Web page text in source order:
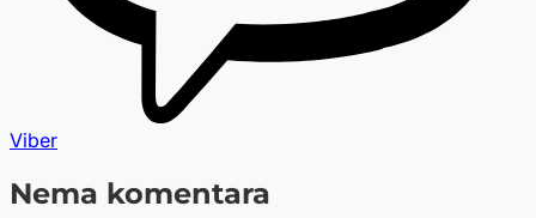
Viber
Nema komentara